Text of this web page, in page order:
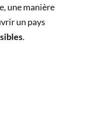
une manière
un pays
.